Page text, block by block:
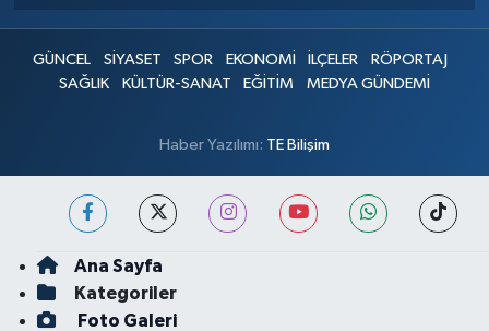
GÜNCEL SİYASET SPOR EKONOMİ İLÇELER
RÖPORTAJ
SAĞLIK
KÜLTÜR-SANAT EĞİTİM MEDYA GÜNDEMİ
Haber Yazılımı: TE Bilişim
Ana Sayfa
Kategoriler
Foto Galeri